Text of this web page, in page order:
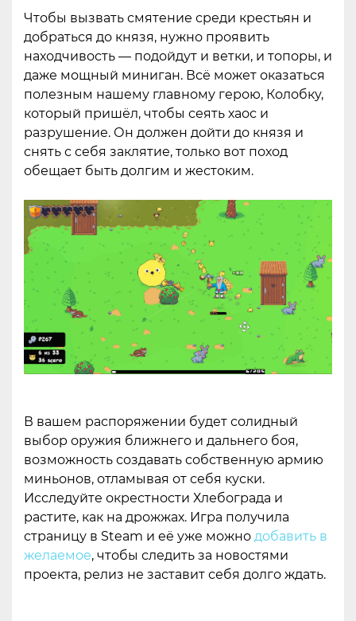
Чтобы вызвать смятение среди крестьян и
добраться до князя, нужно проявить
находчивость — подойдут и ветки, и топоры, и
даже мощный миниган. Всё может оказаться
полезным нашему главному герою, Колобку,
который пришёл, чтобы сеять хаос и
разрушение. Он должен дойти до князя и
снять с себя заклятие, только вот поход
обещает быть долгим и жестоким.
В вашем распоряжении будет солидный
выбор оружия ближнего и дальнего боя,
возможность создавать собственную армию
миньонов, отламывая от себя куски.
Исследуйте окрестности Хлебограда и
растите, как на дрожжах. Игра получила
страницу в Steam и её уже можно добавить в
желаемое, чтобы следить за новостями
проекта, релиз не заставит себя долго ждать.